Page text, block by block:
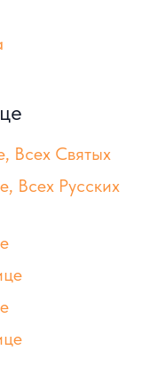
Всех Святых
Всех Русских